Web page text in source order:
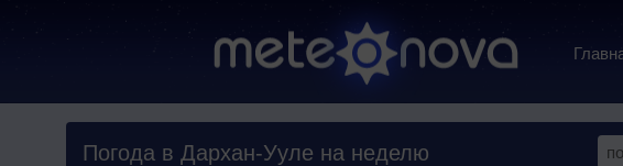
Погода в Дархан-Ууле на неделю